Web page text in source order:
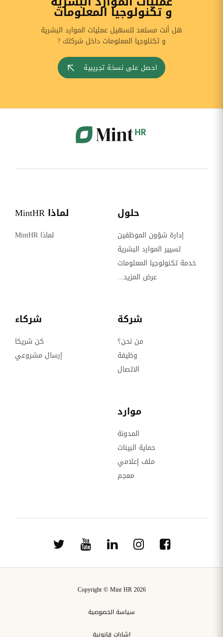
و تكنولوجيا المعلومات
هل أنت مستعد لتسهيل عمليات الموارد البشرية
و تكنلوجيا المعلومات داخل شركتك ?
احصل على نسخة تجريبية
حلول
إدارة شؤون الموظفين
تسيير الموارد البشرية
خدمة تكنولوجيا المعلومات
عرض المزيد...
لماذا MintHR
لماذا MintHR
شركة
من نحن؟
وظيفة
الاتصال
شركاء
كن شريكا
إرسال مشروعي
موارد
المدونة
حماية البينات
ملف إعلامي
معجم
Copyright © Mint HR 2026
سياسة الخصوصية
إشارات قانونية